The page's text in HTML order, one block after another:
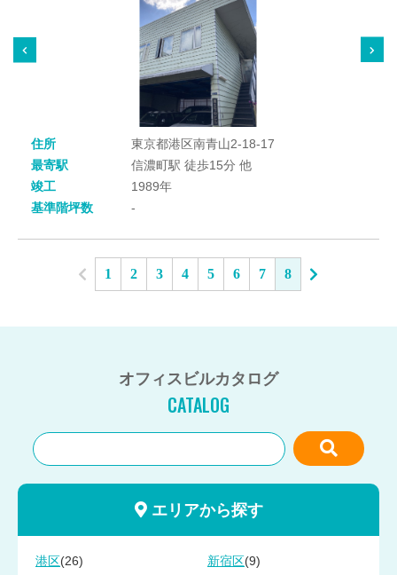
住所
東京都港区南青山2-18-17
最寄駅
信濃町駅 徒歩15分 他
竣工
1989年
基準階坪数
-
1 2 3 4 5 6 7 8
オフィスビルカタログ
CATALOG
エリアから探す
港区 (26) 新宿区 (9)